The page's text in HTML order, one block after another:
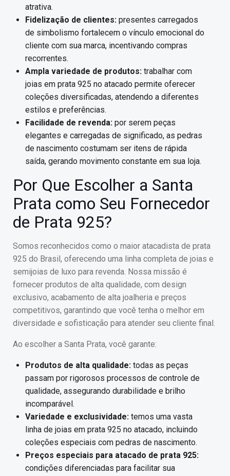
atrativa.
Fidelização de clientes: presentes carregados
de simbolismo fortalecem o vínculo emocional do
cliente com sua marca, incentivando compras
recorrentes.
Ampla variedade de produtos: trabalhar com
joias em prata 925 no atacado permite oferecer
coleções diversificadas, atendendo a diferentes
estilos e preferências.
Facilidade de revenda: por serem peças
elegantes e carregadas de significado, as pedras
de nascimento costumam ser itens de rápida
saída, gerando movimento constante em sua loja.
Por Que Escolher a Santa
Prata como Seu Fornecedor
de Prata 925?
Somos reconhecidos como o maior atacadista de prata
925 do Brasil, oferecendo uma linha completa de joias e
semijoias de luxo para revenda. Nossa missão é
fornecer produtos de alta qualidade, com design
exclusivo, acabamento de alta joalheria e preços
competitivos, garantindo que você tenha o melhor em
diversidade e sofisticação para atender seu cliente final.
Ao escolher a Santa Prata, você garante:
Produtos de alta qualidade: todas as peças
passam por rigorosos processos de controle de
qualidade, assegurando durabilidade e brilho
incomparável.
Variedade e exclusividade: temos uma vasta
linha de joias em prata 925 no atacado, incluindo
coleções especiais com pedras de nascimento.
Preços especiais para atacado de prata 925:
condições diferenciadas para facilitar sua